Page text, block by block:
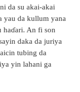
da su akai-akai
yau da kullum yana
haɗari. An fi son
daka da juriya
tubing da
yin lahani ga